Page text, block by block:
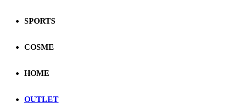
SPORTS
COSME
HOME
OUTLET